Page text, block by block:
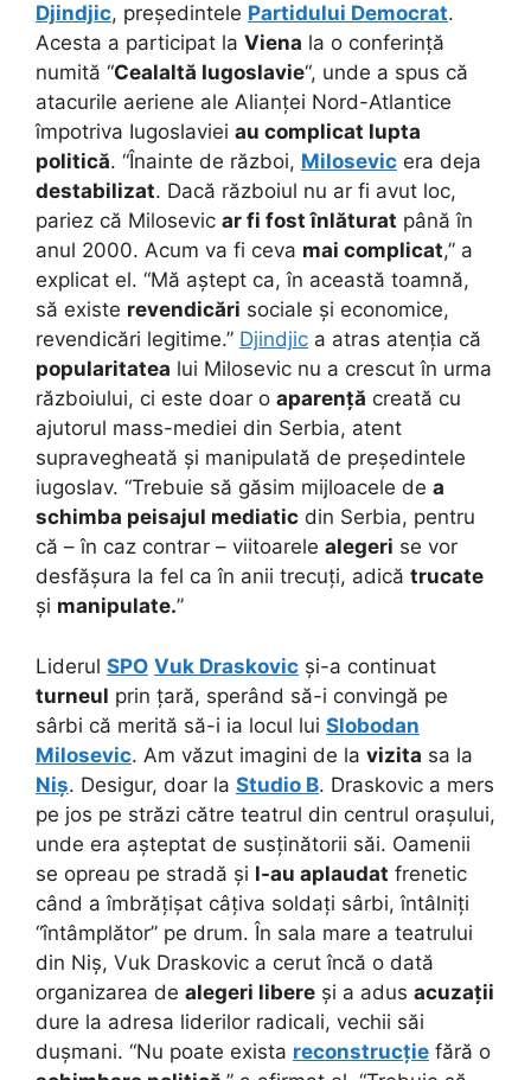
Djindjic, președintele Partidului Democrat.
Acesta a participat la Viena la o conferință
numită “Cealaltă Iugoslavie“, unde a spus că
atacurile aeriene ale Alianței Nord-Atlantice
împotriva Iugoslaviei au complicat lupta
politică. “Înainte de război, Milosevic era deja
destabilizat. Dacă războiul nu ar fi avut loc,
pariez că Milosevic ar fi fost înlăturat până în
anul 2000. Acum va fi ceva mai complicat,” a
explicat el. “Mă aștept ca, în această toamnă,
să existe revendicări sociale și economice,
revendicări legitime.” Djindjic a atras atenția că
popularitatea lui Milosevic nu a crescut în urma
războiului, ci este doar o aparență creată cu
ajutorul mass-mediei din Serbia, atent
supravegheată și manipulată de președintele
iugoslav. “Trebuie să găsim mijloacele de a
schimba peisajul mediatic din Serbia, pentru
că – în caz contrar – viitoarele alegeri se vor
desfășura la fel ca în anii trecuți, adică trucate
și manipulate.”
Liderul SPO Vuk Draskovic și-a continuat
turneul prin țară, sperând să-i convingă pe
sârbi că merită să-i ia locul lui Slobodan
Milosevic. Am văzut imagini de la vizita sa la
Niș. Desigur, doar la Studio B. Draskovic a mers
pe jos pe străzi către teatrul din centrul orașului,
unde era așteptat de susținătorii săi. Oamenii
se opreau pe stradă și l-au aplaudat frenetic
când a îmbrățișat câțiva soldați sârbi, întâlniți
“întâmplător” pe drum. În sala mare a teatrului
din Niș, Vuk Draskovic a cerut încă o dată
organizarea de alegeri libere și a adus acuzații
dure la adresa liderilor radicali, vechii săi
dușmani. “Nu poate exista reconstrucție fără o